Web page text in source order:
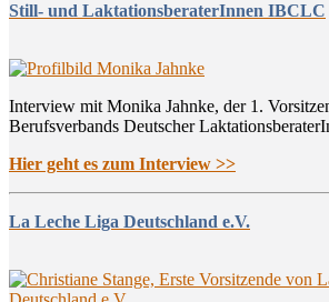
Still- und LaktationsberaterInnen IBCLC
Interview mit Monika Jahnke, der 1.
Berufsverbands Deutscher
Hier geht es zum Interview >>
La Leche Liga Deutschland e.V.